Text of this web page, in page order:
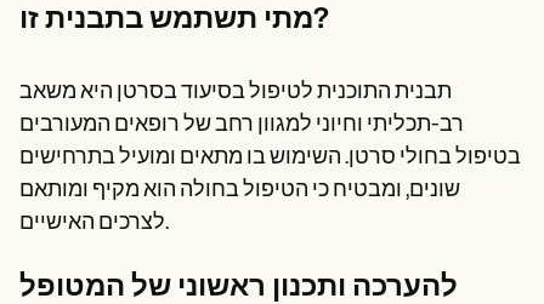
מתי תשתמש בתבנית זו?
תבנית התוכנית לטיפול בסיעוד בסרטן היא משאב
רב-תכליתי וחיוני למגוון רחב של רופאים המעורבים
בטיפול בחולי סרטן. השימוש בו מתאים ומועיל בתרחישים
שונים, ומבטיח כי הטיפול בחולה הוא מקיף ומותאם
לצרכים האישיים.
להערכה ותכנון ראשוני של המטופל